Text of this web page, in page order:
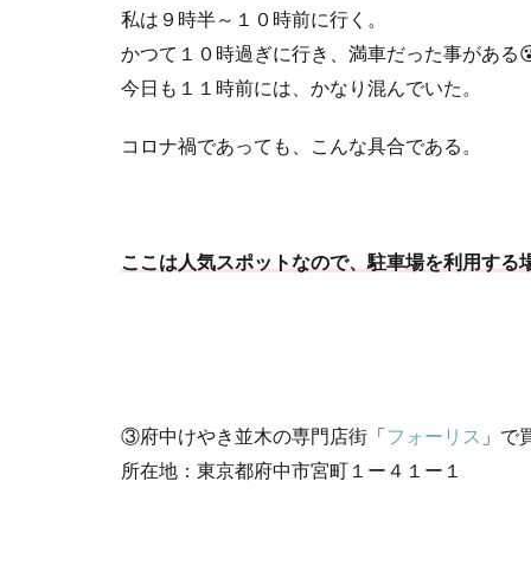
私は９時半～１０時前に行く。
かつて１０時過ぎに行き、満車だった事がある
今日も１１時前には、かなり混んでいた。
コロナ禍であっても、こんな具合である。
ここは人気スポットなので、駐車場を利用する
③府中けやき並木の専門店街「フォーリス 」で
所在地：東京都府中市宮町１ー４１ー１